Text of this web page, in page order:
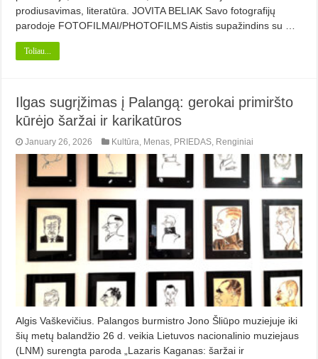
prodiusavimas, literatūra. JOVITA BELIAK Savo fotografijų
parodoje FOTOFILMAI/PHOTOFILMS Aistis supažindins su …
Toliau...
Ilgas sugrįžimas į Palangą: gerokai primiršto
kūrėjo šaržai ir karikatūros
January 26, 2026 Kultūra, Menas, PRIEDAS, Renginiai
Algis Vaškevičius. Palangos burmistro Jono Šliūpo muziejuje iki
šių metų balandžio 26 d. veikia Lietuvos nacionalinio muziejaus
(LNM) surengta paroda „Lazaris Kaganas: šaržai ir